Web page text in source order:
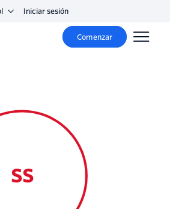
Iniciar sesión
Comenzar
SS